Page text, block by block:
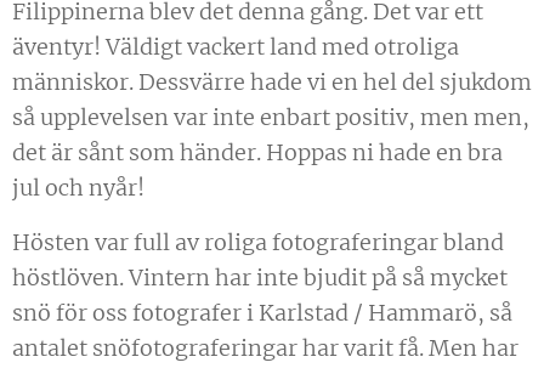
Filippinerna blev det denna gång. Det var ett
äventyr! Väldigt vackert land med otroliga
människor. Dessvärre hade vi en hel del sjukdom
så upplevelsen var inte enbart positiv, men men,
det är sånt som händer. Hoppas ni hade en bra
jul och nyår!
Hösten var full av roliga fotograferingar bland
höstlöven. Vintern har inte bjudit på så mycket
snö för oss fotografer i Karlstad / Hammarö, så
antalet snöfotograferingar har varit få. Men har